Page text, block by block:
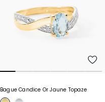
Bague Candice Or Jaune Topaze